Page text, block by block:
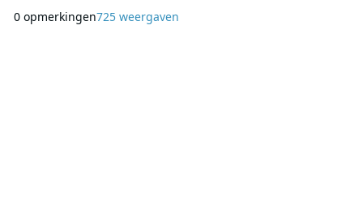
1 uur een nummer te schrijven? Naast deze uitdaging voor
0 opmerkingen725 weergaven